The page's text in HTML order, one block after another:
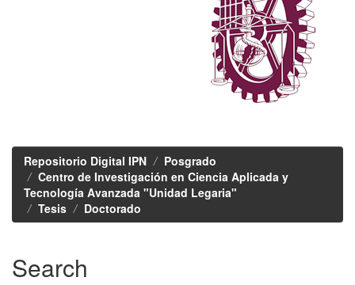
Repositorio Digital IPN
Posgrado
Centro de Investigación en Ciencia Aplicada y
Tecnología Avanzada "Unidad Legaria"
Tesis
Doctorado
Search